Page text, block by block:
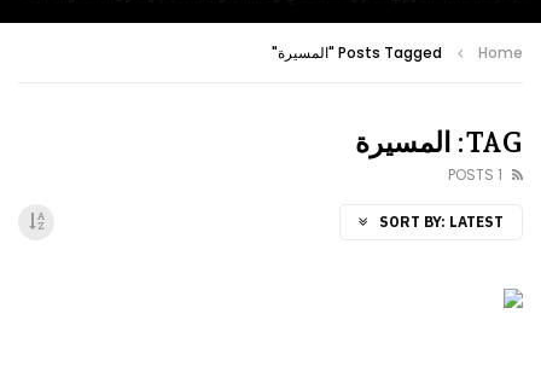
Home Posts Tagged "المسيرة"
TAG: المسيرة
1 POSTS
SORT BY: LATEST